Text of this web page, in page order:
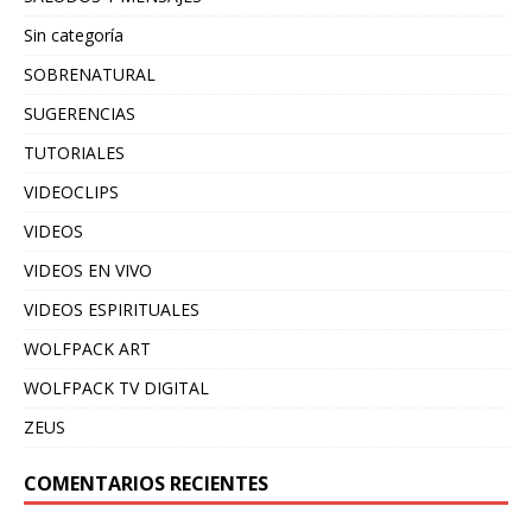
Sin categoría
SOBRENATURAL
SUGERENCIAS
TUTORIALES
VIDEOCLIPS
VIDEOS
VIDEOS EN VIVO
VIDEOS ESPIRITUALES
WOLFPACK ART
WOLFPACK TV DIGITAL
ZEUS
COMENTARIOS RECIENTES